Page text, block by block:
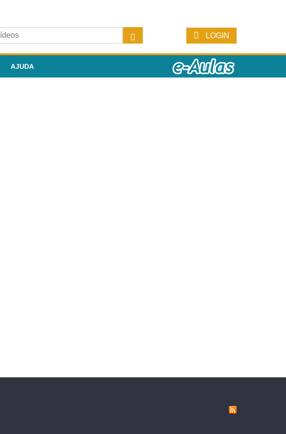
LOGIN
AJUDA